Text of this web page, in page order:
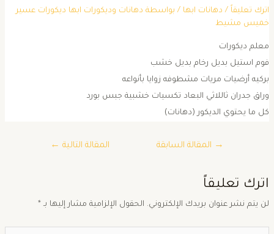
تعليقاً / دهانات ابها/ بواسطة دهانات وديكورات ابها ديكورات عسير
مشيط
ديكورات
استيل بديل رخام بديل خشب
أرضيات مريات مشطوفه زوايا بأنواعه
جدران ثاللاثي البعاد تكسيات خشبية جبس بورد
ما يحتوي الديكور (دهانات)
→المقالة السابقة المقالة التالية←
تعليقاً
يتم نشر عنوان بريدك الإلكتروني. الحقول الإلزامية مشار إليها بـ *